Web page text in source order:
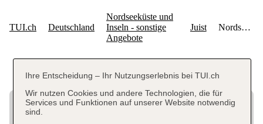
Ihre Entscheidung – Ihr Nutzungserlebnis bei TUI.ch
Wir nutzen Cookies und andere Technologien, die für
Services und Funktionen auf unserer Website notwendig
sind.